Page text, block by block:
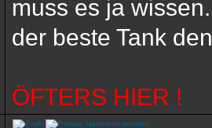
muss es ja
der beste Tank
ÖFTERS HIER !